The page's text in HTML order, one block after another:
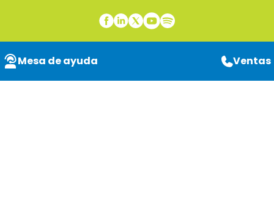
Mesa de ayuda Ventas